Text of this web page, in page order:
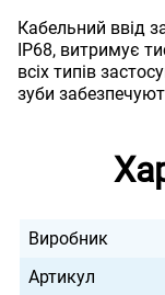
Кабельний ввід
IP68, витримує
всіх типів
зуби
Виробник
Артикул